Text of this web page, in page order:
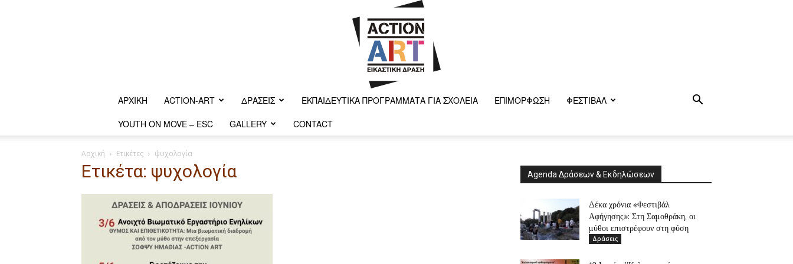
ΑΡΧΙΚΗ ACTION-ART ΔΡΆΣΕΙΣ ΕΚΠΑΙΔΕΥΤΙΚΆ ΠΡΟΓΡΆΜΜΑΤΑ ΓΙΑ ΣΧΟΛΕΊΑ ΕΠΙΜΌΡΦΩΣΗ
ΦΕΣΤΙΒΑΛ
YOUTH ON MOVE – ESC
GALLERY CONTACT
Αρχική Ετικέτες ψυχολογία
Ετικέτα: ψυχολογία Agenda Δράσεων & Εκδηλώσεων
Δέκα χρόνια «Φεστιβάλ
Αφήγησης»: Στη Σαμοθράκη, οι
μύθοι επιστρέφουν στη φύση
Δράσεις